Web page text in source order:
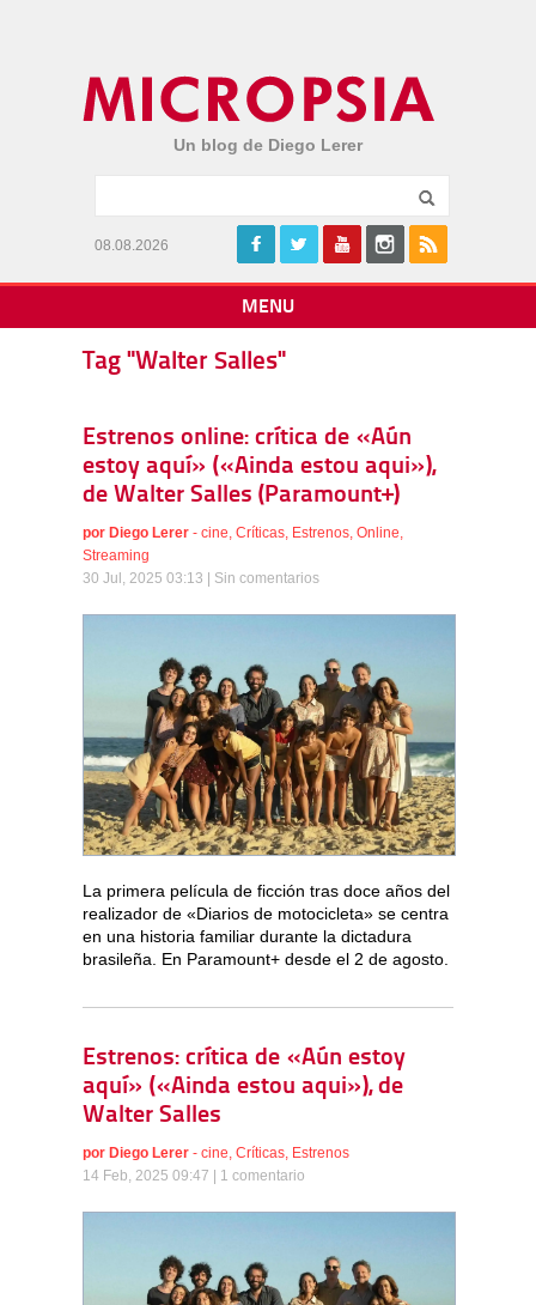
Un blog de Diego Lerer
08.08.2026
MENU
Tag "Walter Salles"
Estrenos online: crítica de «Aún
estoy aquí» («Ainda estou aqui»),
de Walter Salles (Paramount+)
por Diego Lerer - cine, Críticas, Estrenos, Online,
Streaming
30 Jul, 2025 03:13 | Sin comentarios
La primera película de ficción tras doce años del
realizador de «Diarios de motocicleta» se centra
en una historia familiar durante la dictadura
brasileña. En Paramount+ desde el 2 de agosto.
Estrenos: crítica de «Aún estoy
aquí» («Ainda estou aqui»), de
Walter Salles
por Diego Lerer - cine, Críticas, Estrenos
14 Feb, 2025 09:47 | 1 comentario